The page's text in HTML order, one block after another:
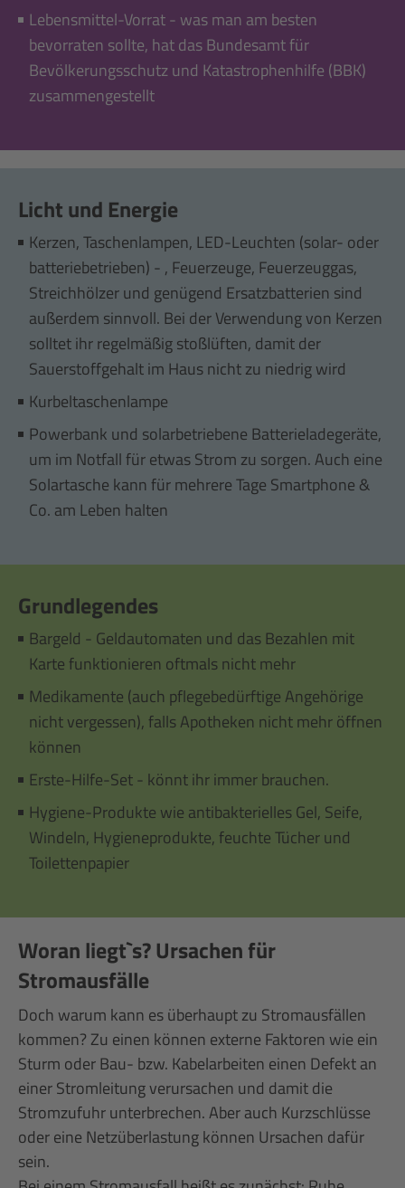
Lebensmittel-Vorrat - was man am besten
bevorraten sollte, hat das Bundesamt für
Bevölkerungsschutz und Katastrophenhilfe (BBK)
zusammengestellt
Licht und Energie
Kerzen, Taschenlampen, LED-Leuchten (solar- oder
batteriebetrieben) - , Feuerzeuge, Feuerzeuggas,
Streichhölzer und genügend Ersatzbatterien sind
außerdem sinnvoll. Bei der Verwendung von Kerzen
solltet ihr regelmäßig stoßlüften, damit der
Sauerstoffgehalt im Haus nicht zu niedrig wird
Kurbeltaschenlampe
Powerbank und solarbetriebene Batterieladegeräte,
um im Notfall für etwas Strom zu sorgen. Auch eine
Solartasche kann für mehrere Tage Smartphone &
Co. am Leben halten
Grundlegendes
Bargeld - Geldautomaten und das Bezahlen mit
Karte funktionieren oftmals nicht mehr
Medikamente (auch pflegebedürftige Angehörige
nicht vergessen), falls Apotheken nicht mehr öffnen
können
Erste-Hilfe-Set - könnt ihr immer brauchen.
Hygiene-Produkte wie antibakterielles Gel, Seife,
Windeln, Hygieneprodukte, feuchte Tücher und
Toilettenpapier
Woran liegt`s? Ursachen für
Stromausfälle
Doch warum kann es überhaupt zu Stromausfällen
kommen? Zu einen können externe Faktoren wie ein
Sturm oder Bau- bzw. Kabelarbeiten einen Defekt an
einer Stromleitung verursachen und damit die
Stromzufuhr unterbrechen. Aber auch Kurzschlüsse
oder eine Netzüberlastung können Ursachen dafür
sein.